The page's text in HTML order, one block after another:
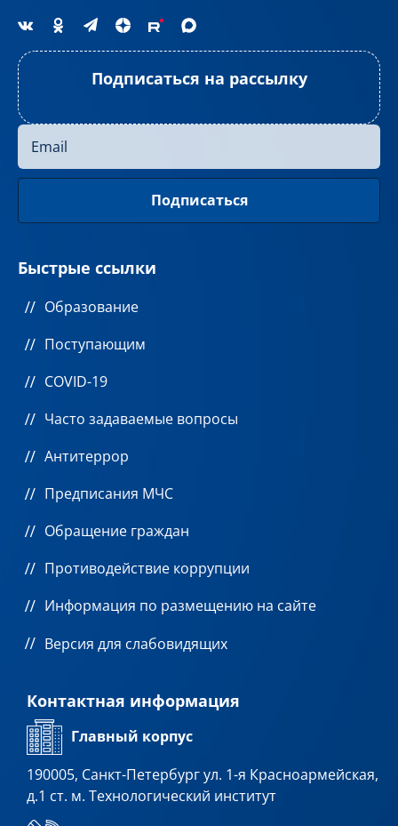
Подписаться на рассылку
Быстрые ссылки
Образование
Поступающим
COVID-19
Часто задаваемые вопросы
Антитеррор
Предписания МЧС
Обращение граждан
Противодействие коррупции
Информация по размещению на сайте
Версия для слабовидящих
Контактная информация
Главный корпус
190005, Санкт-Петербург ул. 1-я Красноармейская,
д.1 ст. м. Технологический институт